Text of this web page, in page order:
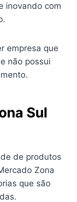
inovando com
empresa que
não possui
Sul
de produtos
Zona
que são